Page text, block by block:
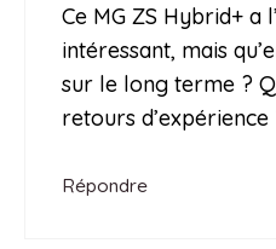
Ce MG ZS Hybrid+ a
intéressant, mais
sur le long terme ?
retours d’expérience
Répondre